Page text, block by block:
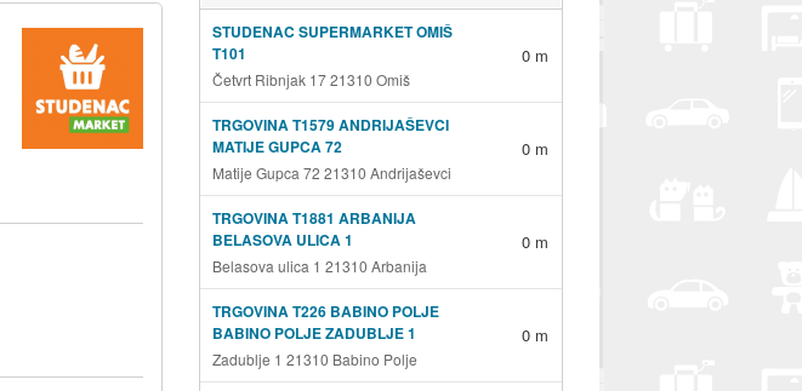
STUDENAC SUPERMARKET OMIŠ
T101
Četvrt Ribnjak 17 21310 Omiš
0 m
TRGOVINA T1579 ANDRIJAŠEVCI
MATIJE GUPCA 72
Matije Gupca 72 21310 Andrijaševci
0 m
TRGOVINA T1881 ARBANIJA
BELASOVA ULICA 1
Belasova ulica 1 21310 Arbanija
0 m
TRGOVINA T226 BABINO POLJE
BABINO POLJE ZADUBLJE 1
Zadublje 1 21310 Babino Polje
0 m